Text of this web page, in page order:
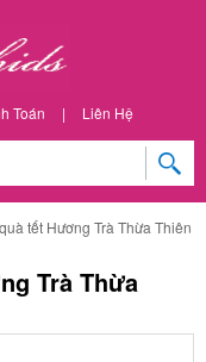
Toán | Liên Hệ
tết Hương Trà Thừa Thiên
Trà Thừa